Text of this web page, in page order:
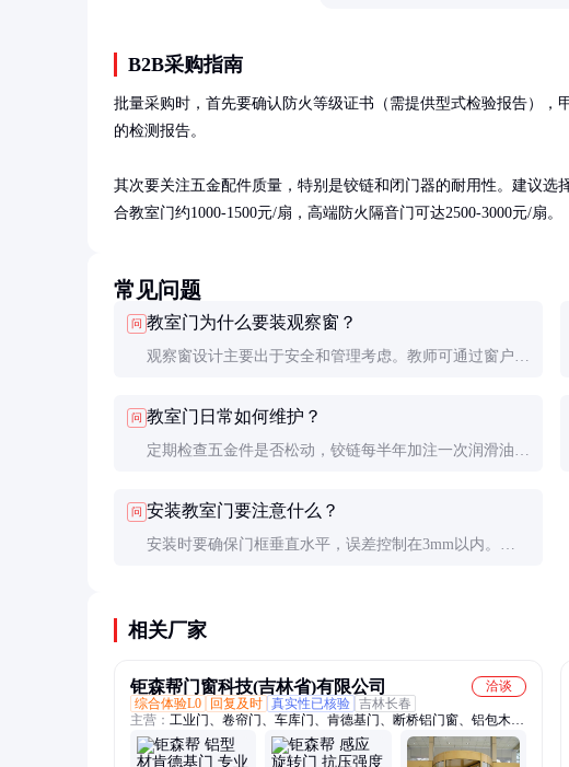
B2B采购指南
批量采购时，首先要确认防火等级证书（需提供型式检验报告）
的检测报告。
其次要关注五金配件质量，特别是铰链和闭门器的耐用性。建议
合教室门约1000-1500元/扇，高端防火隔音门可达2500-3000元/扇。
常见问题
问 教室门为什么要装观察窗？
观察窗设计主要出于安全和管理考虑。教师可通过窗户观
室内部。同时，窗户增加了自然采光，改善室内光线环
境。
问 教室门日常如何维护？
定期检查五金件是否松动，铰链每半年加注一次润滑油。
持闭门器调节适当，确保门能正常闭合。
问 安装教室门要注意什么？
安装时要确保门框垂直水平，误差控制在3mm以内。门
位安装到位。
相关厂家
钜森帮门窗科技(吉林省)有限公司
洽谈
综合体验L0
回复及时 真实性已核验 吉林长春
主营： 工业门、卷帘门、车库门、肯德基门、断桥铝门窗、铝包木门
窗、自动感应门、玻璃隔断、阳光房定制